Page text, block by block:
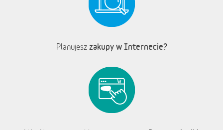
Planujesz zakupy w Internecie?